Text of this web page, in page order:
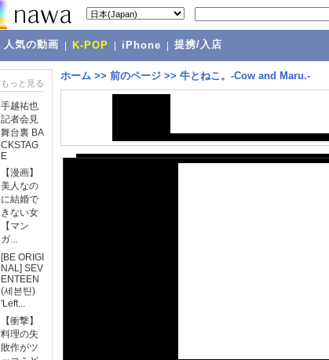
人気の動画 K-POP iPhone 提携/入店
もっと見る
手越祐也
記者会見
舞台裏 BA
CKSTAG
E
【漫画】
美人なの
に結婚で
きない女
【マン
ガ...
[BE ORIGI
NAL] SEV
ENTEEN
(세븐틴)
'Left...
【衝撃】
料理の失
敗作がツ
ホーム >> 前のページ >> 牛とねこ。-Cow and Maru.-